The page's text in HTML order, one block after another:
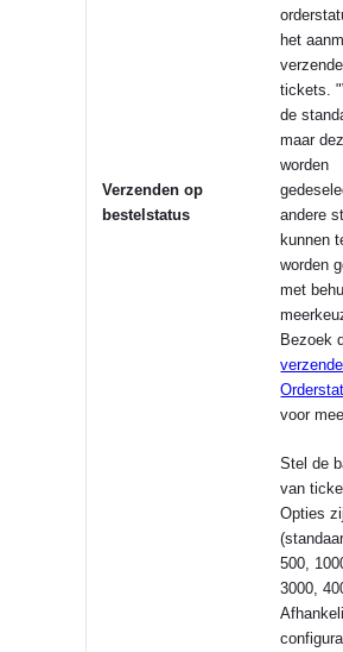
Verzenden op
bestelstatus
het
tickets.
de
maar
worden
andere
kunnen
worden
met
Bezoek
voor
Stel de
van
Opties
500,
3000,